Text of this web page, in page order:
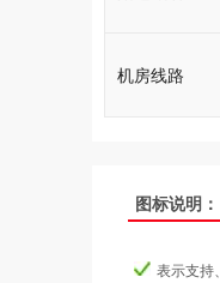
机房线路
产品名称
产品名称
产品名称
图标说明：
表示支持、